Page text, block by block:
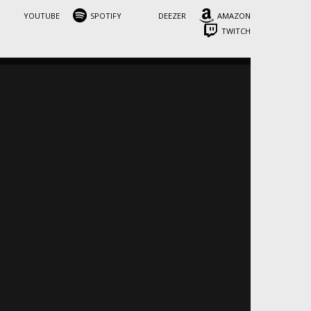
YOUTUBE SPOTIFY DEEZER
AMAZON
TWITCH